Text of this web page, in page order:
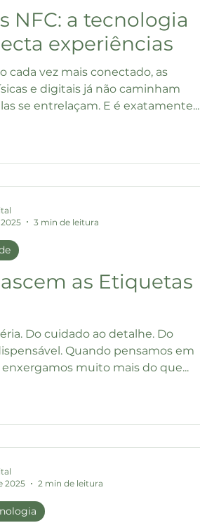
NFC: a tecnologia
experiências
cada vez mais conectado, as
e digitais já não caminham
se entrelaçam. E é exatamente...
as Etiquetas
Do cuidado ao detalhe. Do
Quando pensamos em
muito mais do que...
3 min de leitura
2025
2 min de leitura